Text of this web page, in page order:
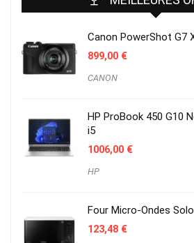
Canon PowerShot G7
899,00 €
CANON
HP ProBook 450 G10
i5
1006,00 €
HP
Four Micro-Ondes
123,48 €